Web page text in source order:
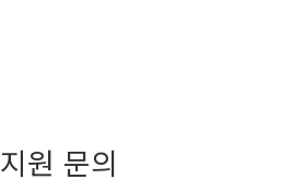
지원 문의